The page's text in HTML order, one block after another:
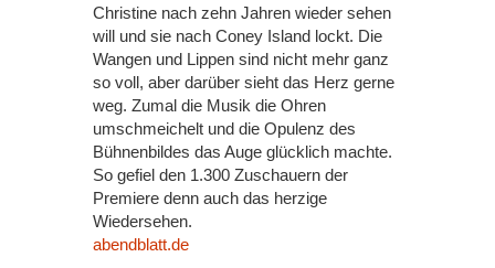
Christine nach zehn Jahren wieder sehen
will und sie nach Coney Island lockt. Die
Wangen und Lippen sind nicht mehr ganz
so voll, aber darüber sieht das Herz gerne
weg. Zumal die Musik die Ohren
umschmeichelt und die Opulenz des
Bühnenbildes das Auge glücklich machte.
So gefiel den 1.300 Zuschauern der
Premiere denn auch das herzige
Wiedersehen.
abendblatt.de